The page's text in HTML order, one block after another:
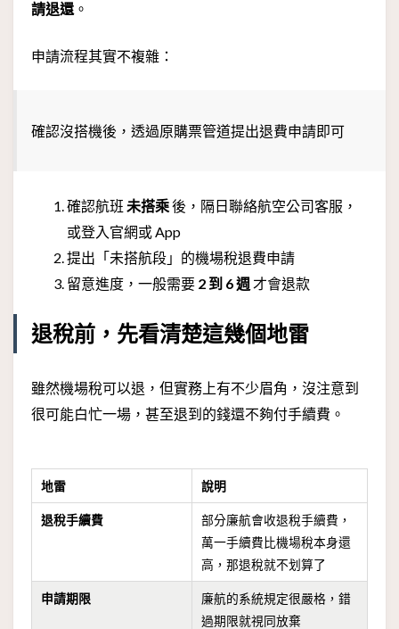
請退還 。
申請流程其實不複雜：
確認沒搭機後，透過原購票管道提出退費申請即可
確認航班 未搭乘後，隔日聯絡航空公司客服，
或登入官網或 App
提出「未搭航段」的機場稅退費申請
留意進度，一般需要 2 到 6 週 才會退款
退稅前，先看清楚這幾個地雷
雖然機場稅可以退，但實務上有不少眉角，沒注意到
很可能白忙一場，甚至退到的錢還不夠付手續費。
地雷 說明
退稅手續費
部分廉航會收退稅手續費，
萬一手續費比機場稅本身還
高，那退稅就不划算了
申請期限
廉航的系統規定很嚴格，錯
過期限就視同放棄